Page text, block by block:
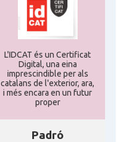
L'IDCAT és un Certificat
Digital, una eina
imprescindible per als
catalans de l'exterior, ara,
i més encara en un futur
proper
Padró